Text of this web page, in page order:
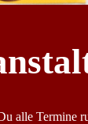
alle Termine